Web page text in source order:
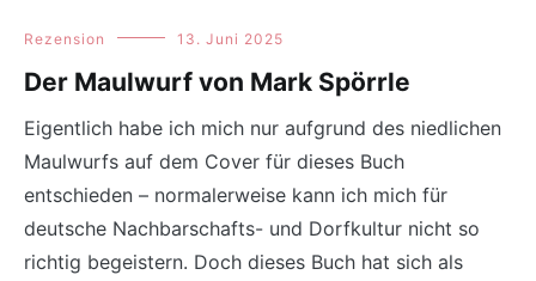
Rezension 13. Juni 2025
Der Maulwurf von Mark Spörrle
Eigentlich habe ich mich nur aufgrund des niedlichen
Maulwurfs auf dem Cover für dieses Buch
entschieden – normalerweise kann ich mich für
deutsche Nachbarschafts- und Dorfkultur nicht so
richtig begeistern. Doch dieses Buch hat sich als